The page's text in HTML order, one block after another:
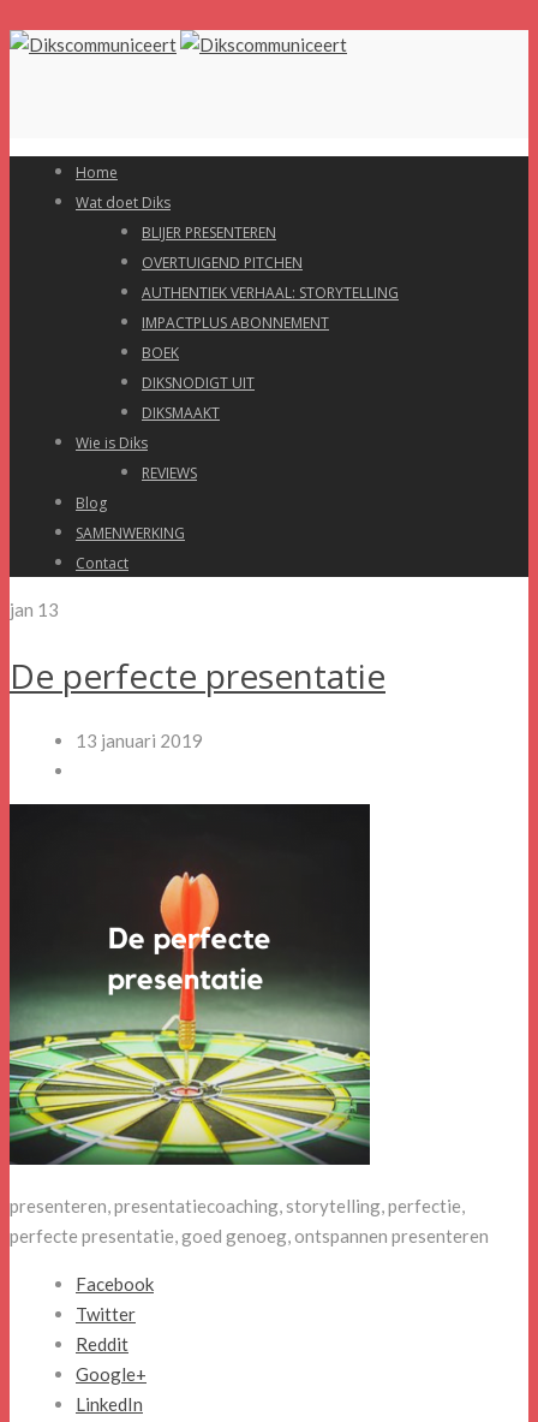
Home
Wat doet Diks
BLIJER PRESENTEREN
OVERTUIGEND PITCHEN
AUTHENTIEK VERHAAL: STORYTELLING
IMPACTPLUS ABONNEMENT
BOEK
DIKSNODIGT UIT
DIKSMAAKT
Wie is Diks
REVIEWS
Blog
SAMENWERKING
Contact
jan 13
De perfecte presentatie
13 januari 2019
presenteren, presentatiecoaching, storytelling, perfectie,
perfecte presentatie, goed genoeg, ontspannen presenteren
Facebook
Twitter
Reddit
Google+
LinkedIn